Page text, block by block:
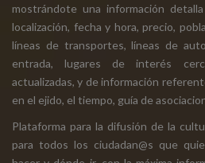
mostrándote una información
localización, fecha y hora, precio,
líneas de transportes, líneas de
entrada, lugares de interés
actualizadas, y de información
en el ejido, el tiempo, guía de
Plataforma para la difusión de la
para todos los ciudadan@s que